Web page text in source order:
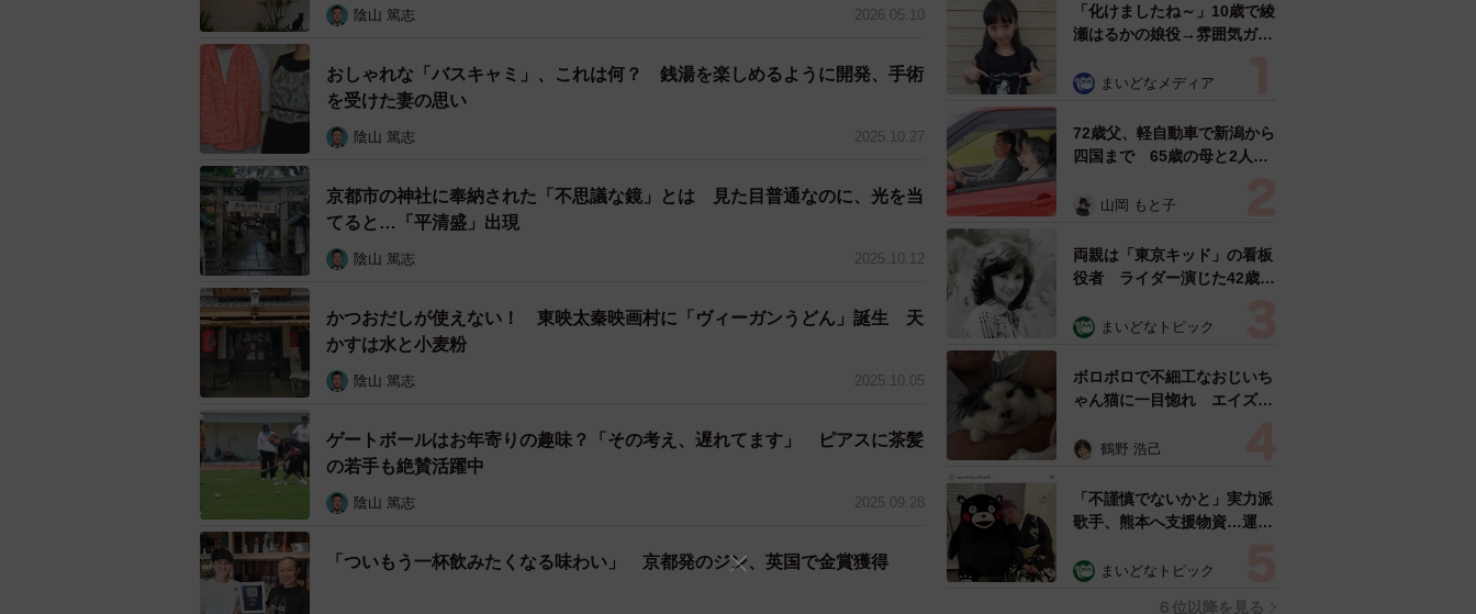
陰山 篤志 2026.05.10
おしゃれな「バスキャミ」、これは何？ 銭湯を楽しめるように開発、手術
を受けた妻の思い
陰山 篤志 2025.10.27
京都市の神社に奉納された「不思議な鏡」とは 見た目普通なのに、光を当
てると…「平清盛」出現
陰山 篤志 2025.10.12
かつおだしが使えない！ 東映太秦映画村に「ヴィーガンうどん」誕生 天
かすは水と小麦粉
陰山 篤志 2025.10.05
ゲートボールはお年寄りの趣味？「その考え、遅れてます」 ピアスに茶髪
の若手も絶賛活躍中
陰山 篤志 2025.09.28
「ついもう一杯飲みたくなる味わい」 京都発のジン、英国で金賞獲得
「化けましたね～」10歳で綾
瀬はるかの娘役→雰囲気ガラ
雰囲気が」「宝塚に入れそ
まいどなメディア
72歳父、軽自動車で新潟から
四国まで 65歳の母と2人で
憩まで分刻み… 「大学生で
山岡 もと子
両親は「東京キッド」の看板
役者 ライダー演じた42歳元
ングフォト」計画を明言
む」
まいどなトピック
ボロボロで不細工なおじいち
ゃん猫に一目惚れ エイズだ
暮らすと「おじ猫」だって可
鶴野 浩己
「不謹慎でないかと」実力派
歌手、熊本へ支援物資…運搬
めらい 「痛いほど伝わる」
まいどなトピック
６位以降を見る